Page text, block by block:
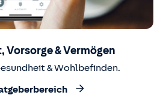
Vorsorge & Vermögen
& Wohlbefinden.